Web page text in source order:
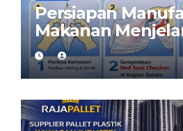
Persiapan
Makanan
Ramadan:
Aman dengan
Checker